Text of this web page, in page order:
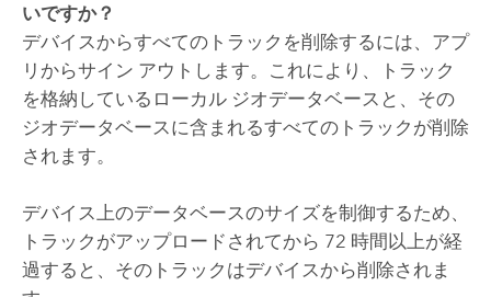
いですか？
デバイスからすべてのトラックを削除するには、アプ
リからサイン アウトします。これにより、トラック
を格納しているローカル ジオデータベースと、その
ジオデータベースに含まれるすべてのトラックが削除
されます。
デバイス上のデータベースのサイズを制御するため、
トラックがアップロードされてから 72 時間以上が経
過すると、そのトラックはデバイスから削除されま